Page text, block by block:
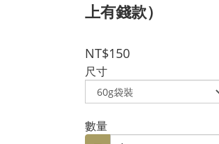
上有錢款）
NT$150
尺寸
數量